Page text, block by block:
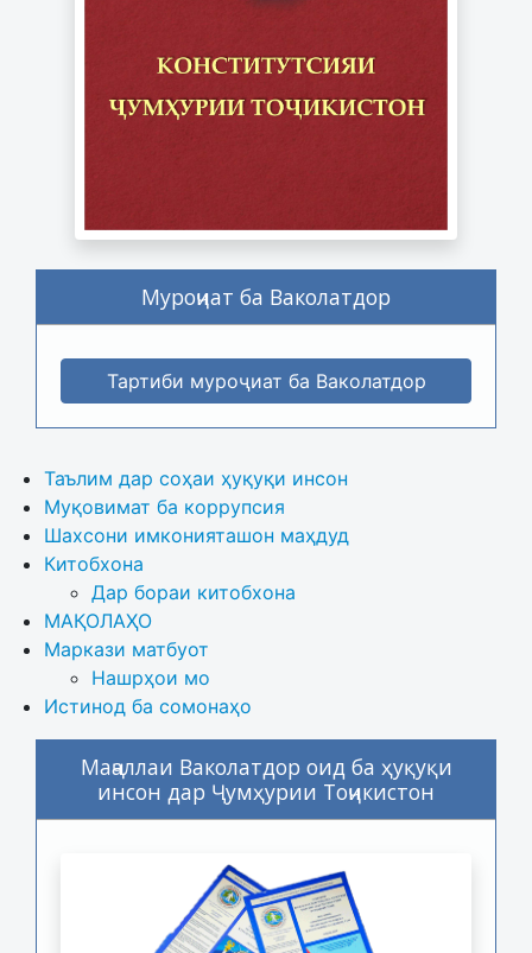
Муроҷиат ба Ваколатдор
Тартиби муроҷиат ба Ваколатдор
Таълим дар соҳаи ҳуқуқи инсон
Муқовимат ба коррупсия
Шахсони имконияташон маҳдуд
Китобхона
Дар бораи китобхона
МАҚОЛАҲО
Маркази матбуот
Нашрҳои мо
Истинод ба сомонаҳо
Маҷаллаи Ваколатдор оид ба ҳуқуқи
инсон дар Ҷумҳурии Тоҷикистон